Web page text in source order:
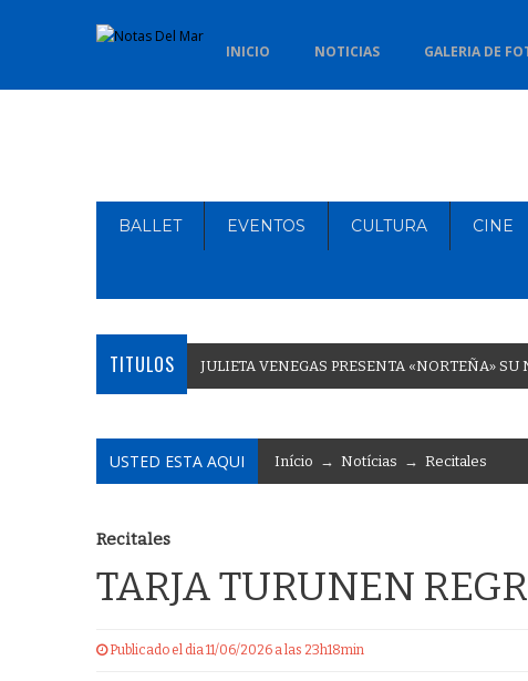
INICIO NOTICIAS GALERIA DE
BALLET EVENTOS CULTURA CINE
TITULOS JULIETA VENEGAS PRESENTA «NORTEÑA» SU
USTED ESTA AQUI Início → Notícias → Recitales
Recitales
TARJA TURUNEN
Publicado el dia 11/06/2026 a las 23h18min